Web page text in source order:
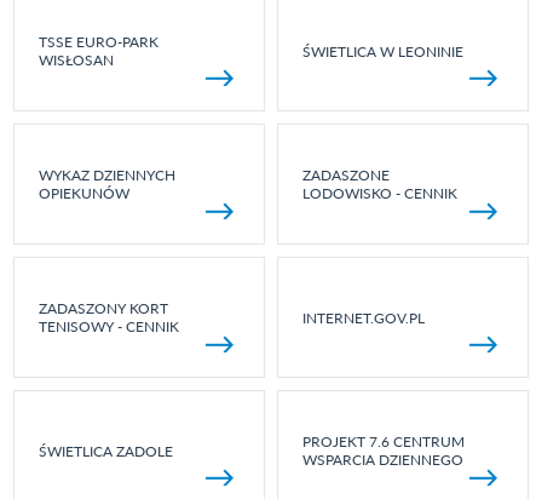
TSSE EURO-PARK
WISŁOSAN
ŚWIETLICA W LEONINIE
WYKAZ DZIENNYCH
OPIEKUNÓW
ZADASZONE
LODOWISKO - CENNIK
ZADASZONY KORT
TENISOWY - CENNIK
INTERNET.GOV.PL
ŚWIETLICA ZADOLE
PROJEKT 7.6 CENTRUM
WSPARCIA DZIENNEGO